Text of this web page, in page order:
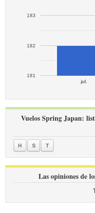
jul.
181
182
183
Vuelos Spring Japan:
H S T
Las opiniones de